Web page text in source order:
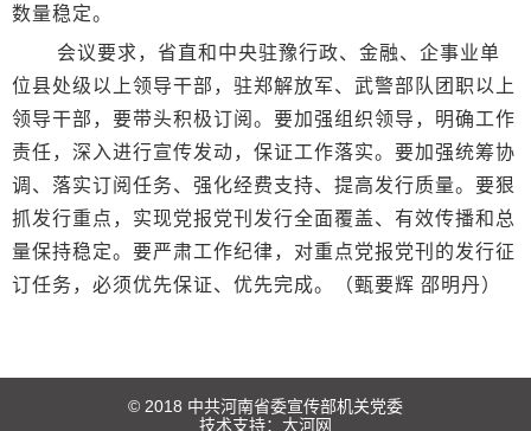
数量稳定。
会议要求，省直和中央驻豫行政、金融、企事业单
位县处级以上领导干部，驻郑解放军、武警部队团职以上
领导干部，要带头积极订阅。要加强组织领导，明确工作
责任，深入进行宣传发动，保证工作落实。要加强统筹协
调、落实订阅任务、强化经费支持、提高发行质量。要狠
抓发行重点，实现党报党刊发行全面覆盖、有效传播和总
量保持稳定。要严肃工作纪律，对重点党报党刊的发行征
订任务，必须优先保证、优先完成。（甄要辉 邵明丹）
© 2018 中共河南省委宣传部机关党委
技术支持： 大河网